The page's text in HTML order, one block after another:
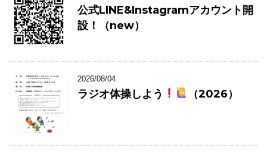
公式LINE&Instagramアカウント開
設！（new）
2026/08/04
ラジオ体操しよう （2026）